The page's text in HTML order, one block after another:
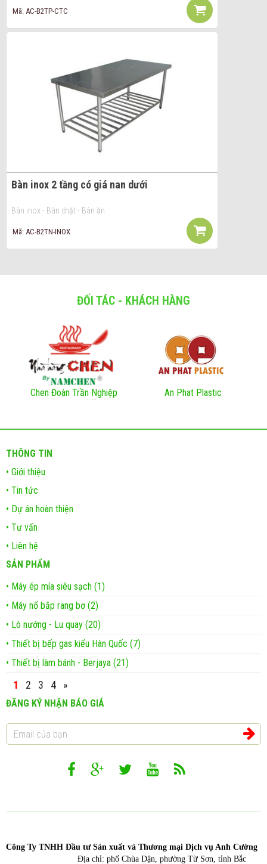
Mã: AC-B2TP-CTC
Bàn inox 2 tầng có giá nan dưới
Bàn inox - Bàn chặt - Bàn ăn
Mã: AC-B2TN-INOX
ĐỐI TÁC - KHÁCH HÀNG
Chen Đoàn Trần Nghiệp An Phat Plastic
THÔNG TIN
• Giới thiệu
• Tin tức
• Dự án hoàn thiện
• Tư vấn
• Liên hệ
SẢN PHẨM
• Máy ép mía siêu sạch (1)
• Máy nổ bắp rang bơ (2)
• Lò nướng - Lu quay (20)
• Thiết bị bếp gas kiểu Hàn Quốc (7)
• Thiết bị làm bánh - Berjaya (21)
1 2 3 4 »
ĐĂNG KÝ NHẬN BÁO GIÁ
Công Ty TNHH Đầu tư Sản xuất và Thương mại Dịch vụ Anh Cường
Địa chỉ: phố Chùa Dận, phường Từ Sơn, tỉnh Bắc